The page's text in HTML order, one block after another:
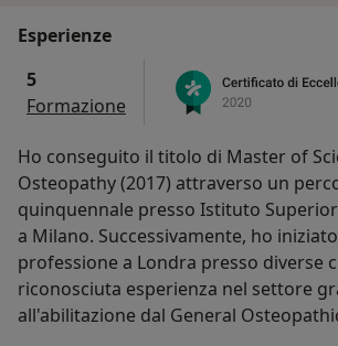
Esperienze
5
Formazione
Ho conseguito il titolo di Master of
Osteopathy (2017) attraverso un
quinquennale presso Istituto
a Milano. Successivamente, ho
professione a Londra presso diverse
riconosciuta esperienza nel settore
all'abilitazione dal General